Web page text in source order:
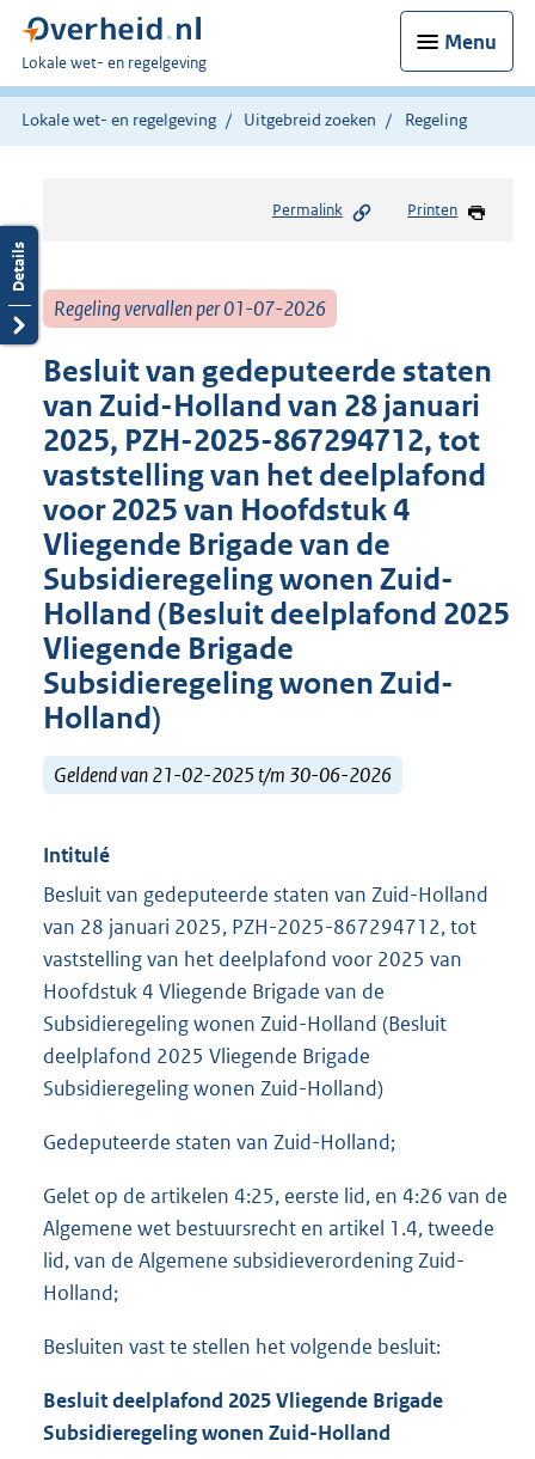
Menu
U
bent
hier:
Lokale wet- en regelgeving
Lokale wet- en regelgeving Uitgebreid zoeken Regeling
Permalink Printen
Regeling vervallen per 01-07-2026
Besluit van gedeputeerde staten
van Zuid-Holland van 28 januari
2025, PZH-2025-867294712, tot
vaststelling van het deelplafond
voor 2025 van Hoofdstuk 4
Vliegende Brigade van de
Subsidieregeling wonen Zuid-
Holland (Besluit deelplafond 2025
Vliegende Brigade
Subsidieregeling wonen Zuid-
Holland)
Geldend van 21-02-2025 t/m 30-06-2026
Intitulé
Besluit van gedeputeerde staten van Zuid-Holland
van 28 januari 2025, PZH-2025-867294712, tot
vaststelling van het deelplafond voor 2025 van
Hoofdstuk 4 Vliegende Brigade van de
Subsidieregeling wonen Zuid-Holland (Besluit
deelplafond 2025 Vliegende Brigade
Subsidieregeling wonen Zuid-Holland)
Gedeputeerde staten van Zuid-Holland;
Gelet op de artikelen 4:25, eerste lid, en 4:26 van de
Algemene wet bestuursrecht en artikel 1.4, tweede
lid, van de Algemene subsidieverordening Zuid-
Holland;
Besluiten vast te stellen het volgende besluit:
Besluit deelplafond 2025 Vliegende Brigade
Subsidieregeling wonen Zuid-Holland